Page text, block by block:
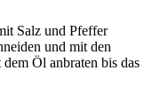
Salz und Pfeffer
und mit den
Öl anbraten bis das